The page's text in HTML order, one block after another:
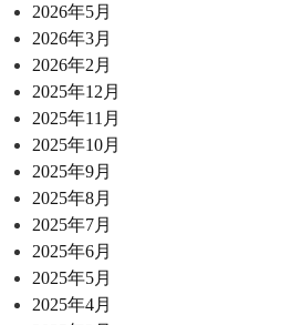
2026年5月
2026年3月
2026年2月
2025年12月
2025年11月
2025年10月
2025年9月
2025年8月
2025年7月
2025年6月
2025年5月
2025年4月